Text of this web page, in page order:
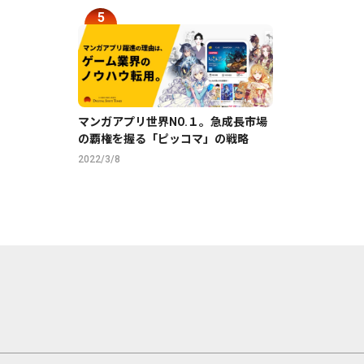
マンガアプリ世界NO.１。急成長市場
の覇権を握る「ピッコマ」の戦略
2022/3/8